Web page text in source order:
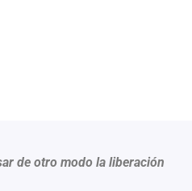
de otro modo la liberación